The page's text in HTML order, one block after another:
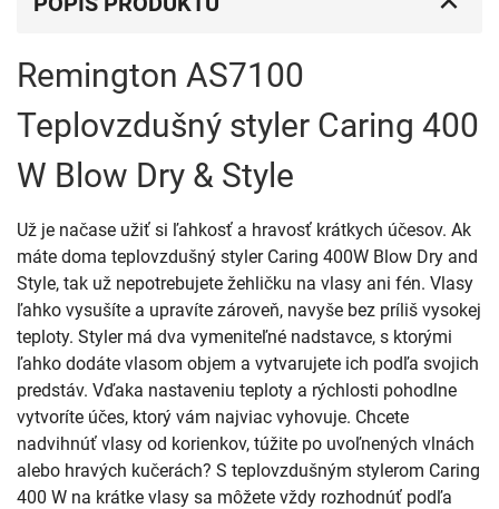
Remington AS7100
Teplovzdušný styler Caring 400
W Blow Dry & Style
Už je načase užiť si ľahkosť a hravosť krátkych účesov. Ak
máte doma teplovzdušný styler Caring 400W Blow Dry and
Style, tak už nepotrebujete žehličku na vlasy ani fén. Vlasy
ľahko vysušíte a upravíte zároveň, navyše bez príliš vysokej
teploty. Styler má dva vymeniteľné nadstavce, s ktorými
ľahko dodáte vlasom objem a vytvarujete ich podľa svojich
predstáv. Vďaka nastaveniu teploty a rýchlosti pohodlne
vytvoríte účes, ktorý vám najviac vyhovuje. Chcete
nadvihnúť vlasy od korienkov, túžite po uvoľnených vlnách
alebo hravých kučerách? S teplovzdušným stylerom Caring
400 W na krátke vlasy sa môžete vždy rozhodnúť podľa